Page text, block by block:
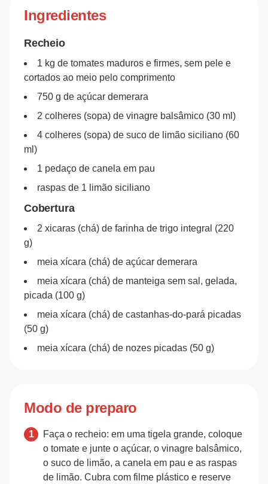
Ingredientes
Recheio
1 kg de tomates maduros e firmes, sem pele e
cortados ao meio pelo comprimento
750 g de açúcar demerara
2 colheres (sopa) de vinagre balsâmico (30 ml)
4 colheres (sopa) de suco de limão siciliano (60
ml)
1 pedaço de canela em pau
raspas de 1 limão siciliano
Cobertura
2 xicaras (chá) de farinha de trigo integral (220
g)
meia xícara (chá) de açúcar demerara
meia xícara (chá) de manteiga sem sal, gelada,
picada (100 g)
meia xícara (chá) de castanhas-do-pará picadas
(50 g)
meia xícara (chá) de nozes picadas (50 g)
Modo de preparo
Faça o recheio: em uma tigela grande, coloque
o tomate e junte o açúcar, o vinagre balsâmico,
o suco de limão, a canela em pau e as raspas
de limão. Cubra com filme plástico e reserve